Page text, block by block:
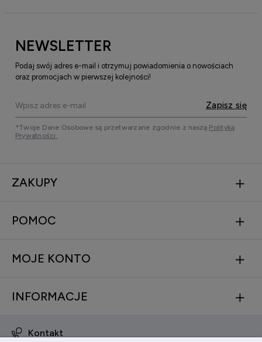
NEWSLETTER
Podaj swój adres e-mail i otrzymuj powiadomienia o nowościach
oraz promocjach w pierwszej kolejności!
Zapisz się
*Twoje Dane Osobowe są przetwarzane zgodnie z naszą Polityką
Prywatności.
ZAKUPY
POMOC
MOJE KONTO
INFORMACJE
Kontakt